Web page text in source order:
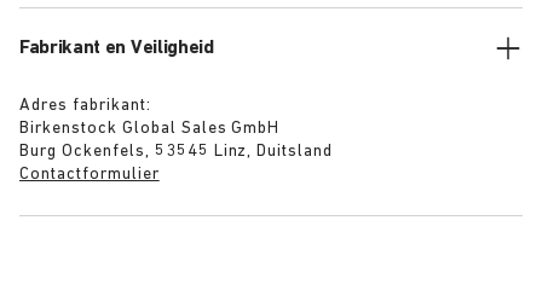
Fabrikant en Veiligheid
Adres fabrikant:
Birkenstock Global Sales GmbH
Burg Ockenfels, 53545 Linz, Duitsland
Contactformulier